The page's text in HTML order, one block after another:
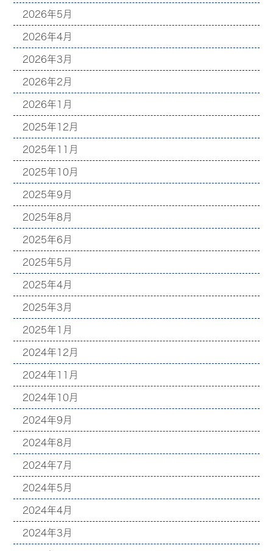
2026年5月
2026年4月
2026年3月
2026年2月
2026年1月
2025年12月
2025年11月
2025年10月
2025年9月
2025年8月
2025年6月
2025年5月
2025年4月
2025年3月
2025年1月
2024年12月
2024年11月
2024年10月
2024年9月
2024年8月
2024年7月
2024年5月
2024年4月
2024年3月